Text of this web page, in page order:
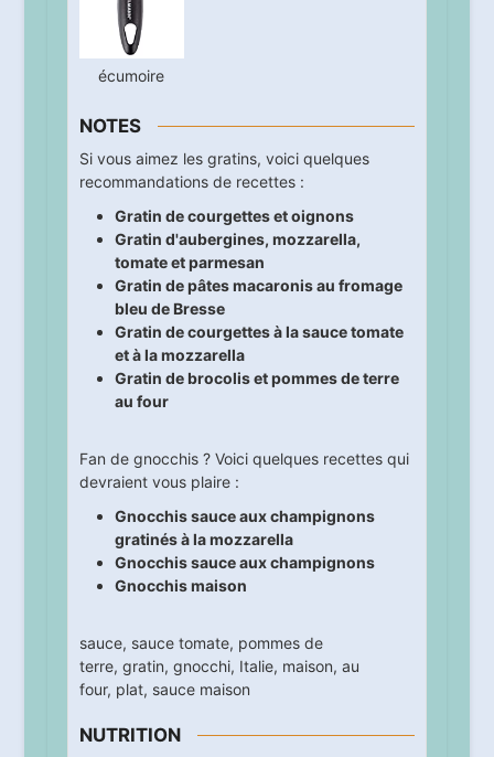
écumoire
NOTES
Si vous aimez les gratins, voici quelques
recommandations de recettes :
Gratin de courgettes et oignons
Gratin d'aubergines, mozzarella,
tomate et parmesan
Gratin de pâtes macaronis au fromage
bleu de Bresse
Gratin de courgettes à la sauce tomate
et à la mozzarella
Gratin de brocolis et pommes de terre
au four
Fan de gnocchis ? Voici quelques recettes qui
devraient vous plaire :
Gnocchis sauce aux champignons
gratinés à la mozzarella
Gnocchis sauce aux champignons
Gnocchis maison
sauce, sauce tomate, pommes de
terre, gratin, gnocchi, Italie, maison, au
four, plat, sauce maison
NUTRITION